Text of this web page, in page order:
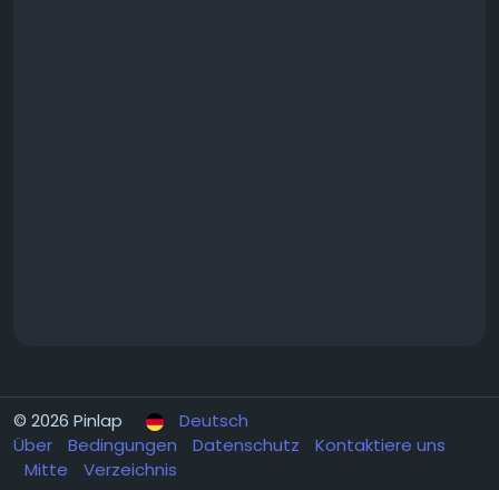
© 2026 Pinlap
Deutsch
Über
Bedingungen Datenschutz
Kontaktiere uns
Mitte
Verzeichnis